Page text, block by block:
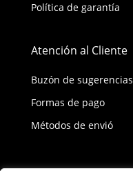
Política de garantía
Atención al Cliente
Buzón de sugerencias
Formas de pago
Métodos de envió